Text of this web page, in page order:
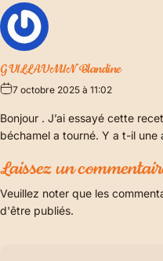
GUILLAUMIN Blandine
7 octobre 2025 à 11:02
Bonjour . J’ai essayé cette
béchamel a tourné. Y a t-il une
Laissez un
Veuillez noter que les
d'être publiés.